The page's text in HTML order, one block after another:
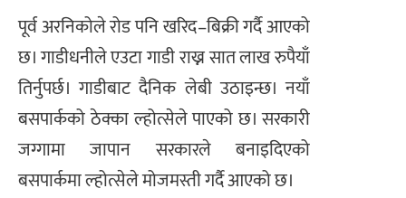
पूर्व अरनिकोले रोड पनि खरिद–बिक्री गर्दै आएको
छ। गाडीधनीले एउटा गाडी राख्न सात लाख रुपैयाँ
तिर्नुपर्छ। गाडीबाट दैनिक लेबी उठाइन्छ। नयाँ
बसपार्कको ठेक्का ल्होत्सेले पाएको छ। सरकारी
जग्गामा जापान सरकारले बनाइदिएको
बसपार्कमा ल्होत्सेले मोजमस्ती गर्दै आएको छ।